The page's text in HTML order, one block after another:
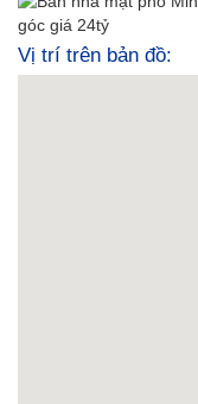
Vị trí trên bản đồ: